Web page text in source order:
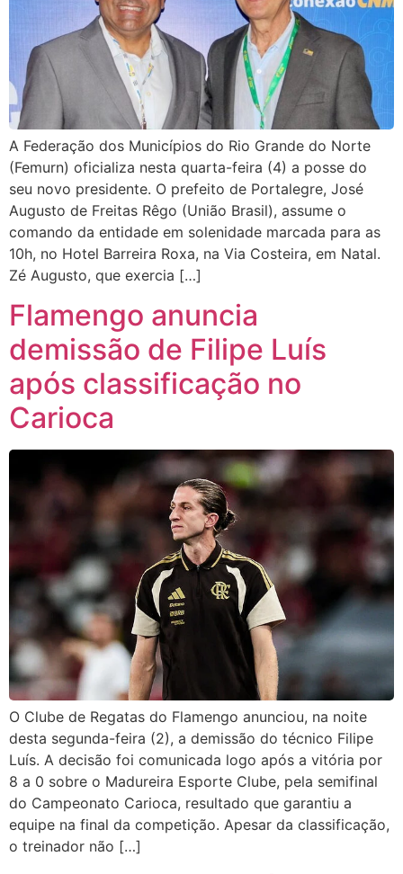
A Federação dos Municípios do Rio Grande do Norte
(Femurn) oficializa nesta quarta-feira (4) a posse do
seu novo presidente. O prefeito de Portalegre, José
Augusto de Freitas Rêgo (União Brasil), assume o
comando da entidade em solenidade marcada para as
10h, no Hotel Barreira Roxa, na Via Costeira, em Natal.
Zé Augusto, que exercia […]
Flamengo anuncia
demissão de Filipe Luís
após classificação no
Carioca
O Clube de Regatas do Flamengo anunciou, na noite
desta segunda-feira (2), a demissão do técnico Filipe
Luís. A decisão foi comunicada logo após a vitória por
8 a 0 sobre o Madureira Esporte Clube, pela semifinal
do Campeonato Carioca, resultado que garantiu a
equipe na final da competição. Apesar da classificação,
o treinador não […]